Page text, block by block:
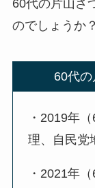
60代の片山さ
のでしょうか？
60代
・2019年
理、自民党
・2021年